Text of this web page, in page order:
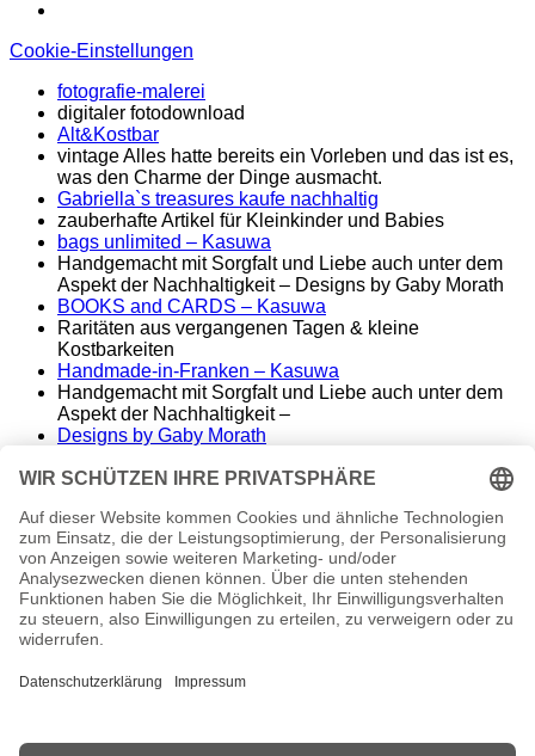
Cookie-Einstellungen
fotografie-malerei
digitaler fotodownload
Alt&Kostbar
vintage Alles hatte bereits ein Vorleben und das ist es,
was den Charme der Dinge ausmacht.
Gabriella`s treasures kaufe nachhaltig
zauberhafte Artikel für Kleinkinder und Babies
bags unlimited – Kasuwa
Handgemacht mit Sorgfalt und Liebe auch unter dem
Aspekt der Nachhaltigkeit – Designs by Gaby Morath
BOOKS and CARDS – Kasuwa
Raritäten aus vergangenen Tagen & kleine
Kostbarkeiten
Handmade-in-Franken – Kasuwa
Handgemacht mit Sorgfalt und Liebe auch unter dem
Aspekt der Nachhaltigkeit –
Designs by Gaby Morath
Fränkischen
Raritäten aus vergangenen Tagen – seltene
Einzelstücke
Famos. – finest music & entertainment
Wir spielen die Songs unserer Helden
conny morath
stimme – sprache – ausdruck